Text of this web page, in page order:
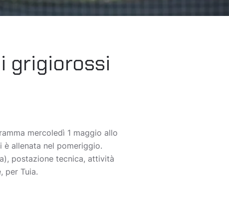
grigiorossi
mercoledì 1 maggio allo
allenata nel pomeriggio.
postazione tecnica, attività
per Tuia.